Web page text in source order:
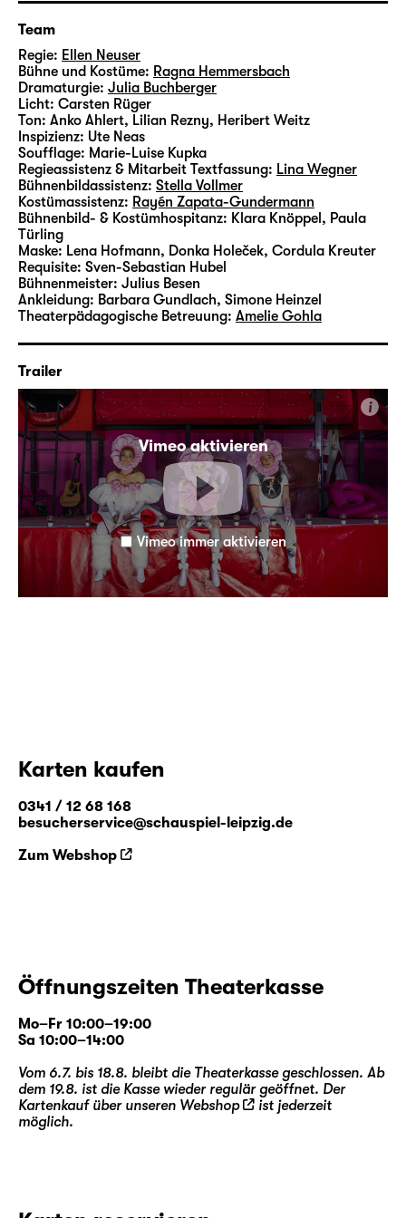
müssen nachdenken
schon wieder (nur an dich)“ ihre mittlerweile
dritte Regiearbeit am Schauspiel Leipzig, die
nach 16 restlos ausverkauften Vorstellungen
noch einmal auf den agra Messepark
zurückkehrt und die sommerliche Wiese
wieder in einen glänzend pinken Jahrmarkt
verwandelt.
Team
Regie: Ellen Neuser
Bühne und Kostüme: Ragna Hemmersbach
Dramaturgie: Julia Buchberger
Licht: Carsten Rüger
Ton: Anko Ahlert, Lilian Rezny, Heribert Weitz
Inspizienz: Ute Neas
Soufflage: Marie-Luise Kupka
Regieassistenz & Mitarbeit Textfassung: Lina Wegner
Bühnenbildassistenz: Stella Vollmer
Kostümassistenz: Rayén Zapata-Gundermann
Bühnenbild- & Kostümhospitanz: Klara Knöppel, Paula
Türling
Maske: Lena Hofmann, Donka Holeček, Cordula Kreuter
Requisite: Sven-Sebastian Hubel
Bühnenmeister: Julius Besen
Ankleidung: Barbara Gundlach, Simone Heinzel
Theaterpädagogische Betreuung: Amelie Gohla
Trailer
Vimeo aktivieren
i
Vimeo immer aktivieren
Karten kaufen
0341 / 12 68 168
besucherservice@schauspiel-leipzig.de
Zum Webshop
Öffnungszeiten Theaterkasse
Mo–Fr 10:00–19:00
Sa 10:00–14:00
Vom 6.7. bis 18.8. bleibt die Theaterkasse geschlossen. Ab
dem 19.8. ist die Kasse wieder regulär geöffnet. Der
Kartenkauf über unseren Webshop
ist jederzeit
möglich.